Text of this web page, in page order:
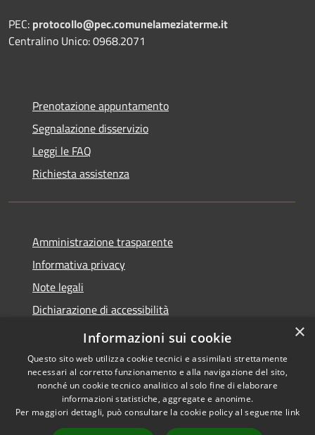
PEC: protocollo@pec.comunelameziaterme.it
Centralino Unico: 0968.2071
Prenotazione appuntamento
Segnalazione disservizio
Leggi le FAQ
Richiesta assistenza
Amministrazione trasparente
Informativa privacy
Note legali
Dichiarazione di accessibilità
Feedback accessibilità
Accessibilità
Copyright © 2026 • Città di
Lamezia Terme • Powered by
×
Informazioni sui cookie
Questo sito web utilizza cookie tecnici e assimilati strettamente
necessari al corretto funzionamento e alla navigazione del sito,
nonché un cookie tecnico analitico al solo fine di elaborare
informazioni statistiche, aggregate e anonime.
Per maggiori dettagli, può consultare la cookie policy al seguente link